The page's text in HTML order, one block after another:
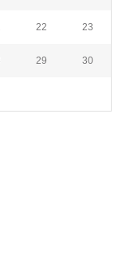
22 23
29 30